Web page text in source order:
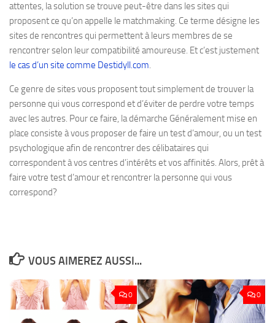
attentes, la solution se trouve peut-être dans les sites qui
proposent ce qu’on appelle le matchmaking. Ce terme désigne les
sites de rencontres qui permettent à leurs membres de se
rencontrer selon leur compatibilité amoureuse. Et c’est justement
le cas d’un site comme Destidyll.com.
Ce genre de sites vous proposent tout simplement de trouver la
personne qui vous correspond et d’éviter de perdre votre temps
avec les autres. Pour ce faire, la démarche Généralement mise en
place consiste à vous proposer de faire un test d’amour, ou un test
psychologique afin de rencontrer des célibataires qui
correspondent à vos centres d’intérêts et vos affinités. Alors, prêt à
faire votre test d’amour et rencontrer la personne qui vous
correspond?
VOUS AIMEREZ AUSSI...
0 0